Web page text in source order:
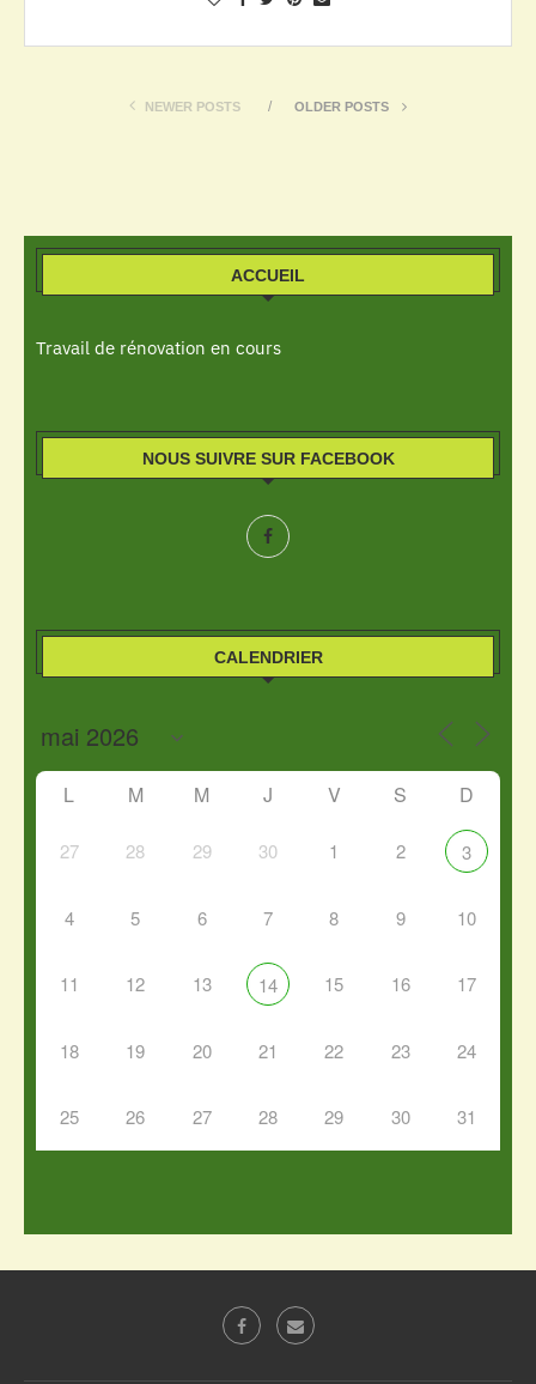
NEWER POSTS OLDER POSTS
ACCUEIL
Travail de rénovation en cours
NOUS SUIVRE SUR FACEBOOK
CALENDRIER
L M M J V S D
27 28 29 30 1 2 3
4 5 6 7 8 9 10
11 12 13 14 15 16 17
18 19 20 21 22 23 24
25 26 27 28 29 30 31